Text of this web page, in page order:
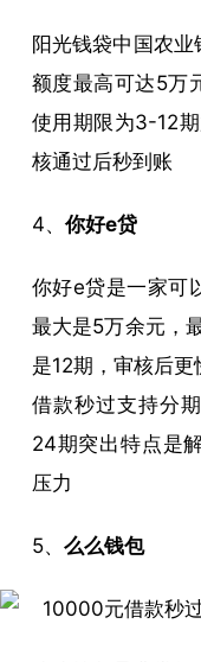
阳光钱袋中国农
额度最高可达5万
使用期限为3-12
核通过后秒到账
4、你好e贷
你好e贷是一家可
最大是5万余元，
是12期，审核后
借款秒过支持分
24期突出特点是
压力
5、 么么钱包